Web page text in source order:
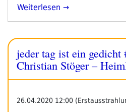
„jeder
Ein
Gedicht
#38:
–
Mondgedicht
Weiterlesen
jeder tag ist ein gedicht
Christian Stöger –
26.04.2020 12:00